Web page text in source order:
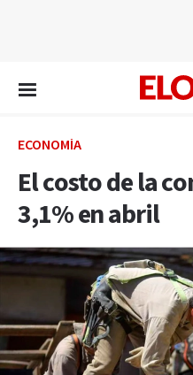
ECONOMÍA
El costo de la
3,1% en abril